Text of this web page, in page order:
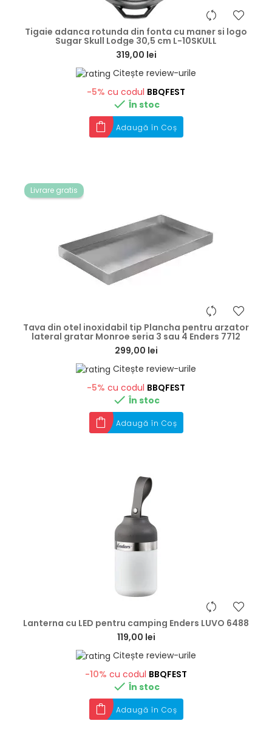
Tigaie adanca rotunda din fonta cu maner si logo
Sugar Skull Lodge 30,5 cm L-10SKULL
319,00 lei
Citește review-urile
-5% cu codul BBQFEST
 În stoc
Adaugă în Coș
Livrare gratis
Tava din otel inoxidabil tip Plancha pentru arzator
lateral gratar Monroe seria 3 sau 4 Enders 7712
299,00 lei
Citește review-urile
-5% cu codul BBQFEST
 În stoc
Adaugă în Coș
Lanterna cu LED pentru camping Enders LUVO 6488
119,00 lei
Citește review-urile
-10% cu codul BBQFEST
 În stoc
Adaugă în Coș